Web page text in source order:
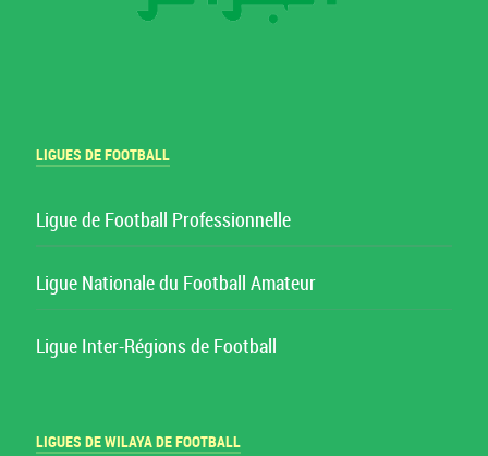
LIGUES DE FOOTBALL
Ligue de Football Professionnelle
Ligue Nationale du Football Amateur
Ligue Inter-Régions de Football
LIGUES DE WILAYA DE FOOTBALL